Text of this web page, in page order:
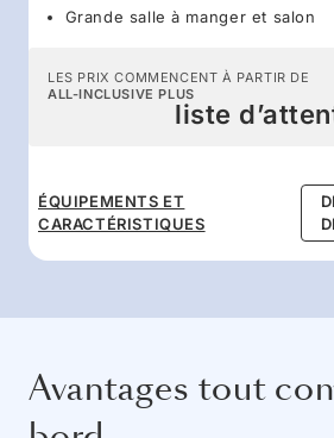
Grande salle à manger et salon
LES PRIX COMMENCENT À PARTIR DE
ALL-INCLUSIVE PLUS
liste
ÉQUIPEMENTS ET
CARACTÉRISTIQUES
Avantages tout